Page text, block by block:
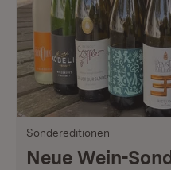
Sondereditionen
Neue Wein-